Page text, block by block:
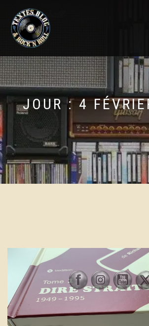
JOUR :4